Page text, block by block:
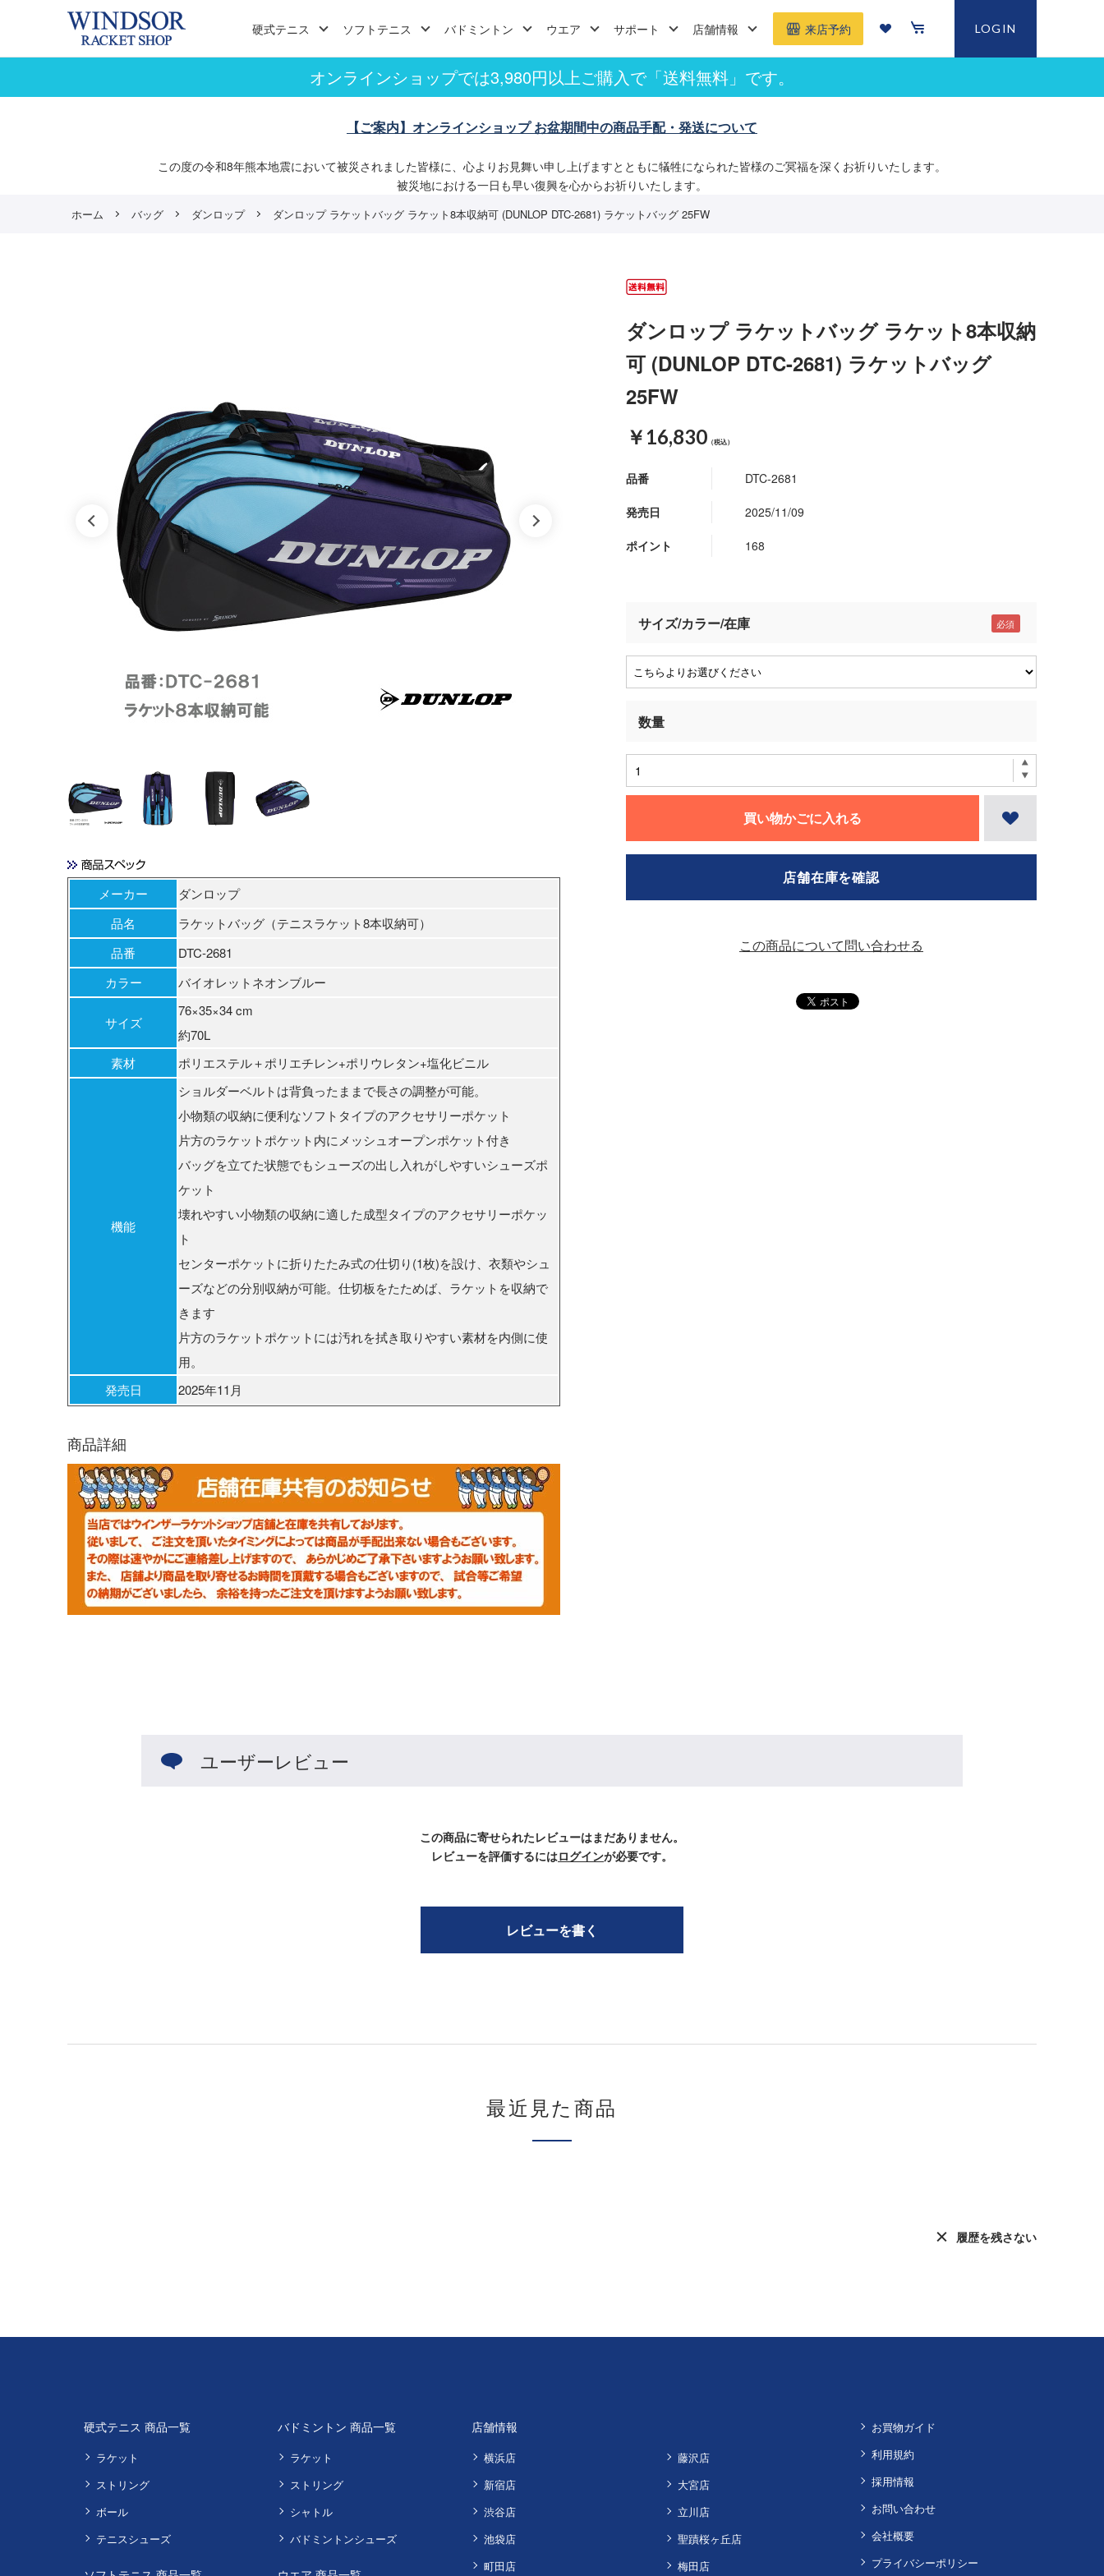
硬式テニス ソフトテニス バドミントン ウエア サポート 店舗情報 来店予約 LOGIN
オンラインショップでは3,980円以上ご購入で「送料無料」です。
【ご案内】オンラインショップ お盆期間中の商品手配・発送について
この度の令和8年熊本地震において被災されました皆様に、心よりお見舞い申し上げますとともに犠牲になられた皆様のご冥福を深くお祈りいたします。
被災地における一日も早い復興を心からお祈りいたします。
ホーム バッグ ダンロップ ダンロップ ラケットバッグ ラケット8本収納可 (DUNLOP DTC-2681) ラケットバッグ 25FW
メーカー
ダンロップ
品名
ラケットバッグ（テニスラケット8本収納可）
品番
DTC-2681
カラー
バイオレットネオンブルー
サイズ
76×35×34 cm
約70L
素材
ポリエステル＋ポリエチレン+ポリウレタン+塩化ビニル
機能
ショルダーベルトは背負ったままで長さの調整が可能。
小物類の収納に便利なソフトタイプのアクセサリーポケット
片方のラケットポケット内にメッシュオープンポケット付き
バッグを立てた状態でもシューズの出し入れがしやすいシューズポ
ケット
壊れやすい小物類の収納に適した成型タイプのアクセサリーポケッ
ト
センターポケットに折りたたみ式の仕切り(1枚)を設け、衣類やシュ
ーズなどの分別収納が可能。仕切板をたためば、ラケットを収納で
きます
片方のラケットポケットには汚れを拭き取りやすい素材を内側に使
用。
発売日
2025年11月
商品詳細
ダンロップ ラケットバッグ ラケット8本収納
可 (DUNLOP DTC-2681) ラケットバッグ
25FW
￥16,830 （税込）
品番 DTC-2681
発売日 2025/11/09
ポイント 168
サイズ/カラー/在庫
買い物かごに入れる
この商品について問い合わせる
店舗在庫を確認
ユーザーレビュー
この商品に寄せられたレビューはまだありません。
レビューを評価するにはログインが必要です。
レビューを書く
最近見た商品
履歴を残さない
硬式テニス 商品一覧
ラケット
ストリング
ボール
テニスシューズ
バドミントン 商品一覧
ラケット
ストリング
シャトル
バドミントンシューズ
店舗情報
横浜店
新宿店
渋谷店
池袋店
町田店
藤沢店
大宮店
立川店
聖蹟桜ヶ丘店
梅田店
お買物ガイド
利用規約
採用情報
お問い合わせ
会社概要
プライバシーポリシー